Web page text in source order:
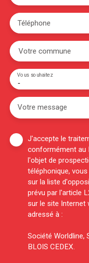
Téléphone
Votre commune
-
Vous souhaitez
Votre message
J'accepte le
conformément au
l'objet de
téléphonique,
sur la liste
prévu par l'article
sur le site Internet
adressé à :
Société Worldline,
BLOIS CEDEX.